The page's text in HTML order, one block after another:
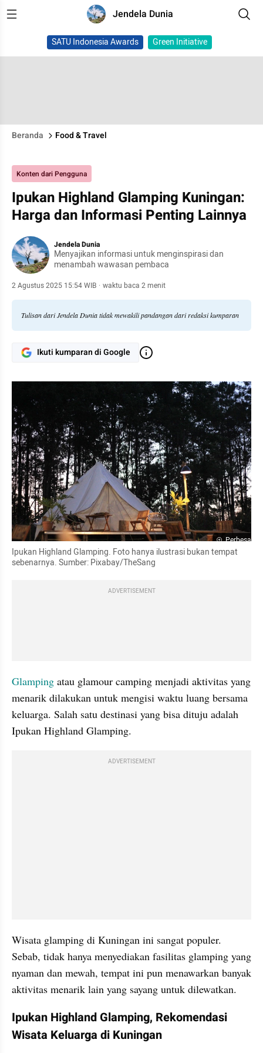
Jendela Dunia
SATU Indonesia Awards Green Initiative
Beranda Food & Travel
Konten dari Pengguna
Ipukan Highland Glamping Kuningan:
Harga dan Informasi Penting Lainnya
Jendela Dunia
Menyajikan informasi untuk menginspirasi dan
menambah wawasan pembaca
2 Agustus 2025 15:54 WIB · waktu baca 2 menit
Tulisan dari Jendela Dunia tidak mewakili pandangan dari redaksi kumparan
Ikuti kumparan di Google
Perbesar
Ipukan Highland Glamping. Foto hanya ilustrasi bukan tempat
sebenarnya. Sumber: Pixabay/TheSang
ADVERTISEMENT
Glamping atau glamour camping menjadi aktivitas yang
menarik dilakukan untuk mengisi waktu luang bersama
keluarga. Salah satu destinasi yang bisa dituju adalah
Ipukan Highland Glamping.
ADVERTISEMENT
Wisata glamping di Kuningan ini sangat populer.
Sebab, tidak hanya menyediakan fasilitas glamping yang
nyaman dan mewah, tempat ini pun menawarkan banyak
aktivitas menarik lain yang sayang untuk dilewatkan.
Ipukan Highland Glamping, Rekomendasi
Wisata Keluarga di Kuningan